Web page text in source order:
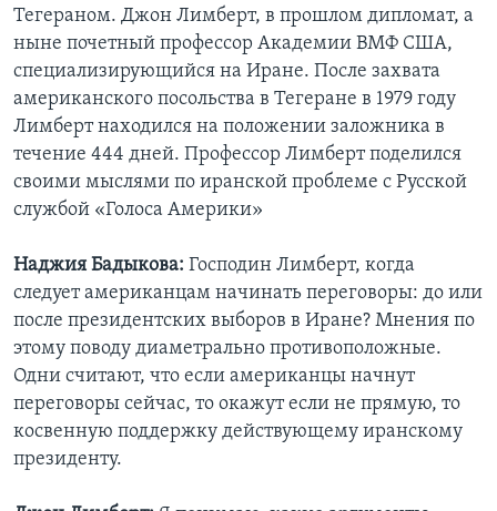
Learning English
СОЦИАЛЬНЫЕ СЕТИ
Языки
Тегераном. Джон Лимберт, в прошлом дипломат, а
ныне почетный профессор Академии ВМФ США,
специализирующийся на Иране. После захвата
американского посольства в Тегеране в 1979 году
Лимберт находился на положении заложника в
течение 444 дней. Профессор Лимберт поделился
своими мыслями по иранской проблеме с Русской
службой «Голоса Америки»
Наджия Бадыкова: Господин Лимберт, когда
следует американцам начинать переговоры: до или
после президентских выборов в Иране? Мнения по
этому поводу диаметрально противоположные.
Одни считают, что если американцы начнут
переговоры сейчас, то окажут если не прямую, то
косвенную поддержку действующему иранскому
президенту.